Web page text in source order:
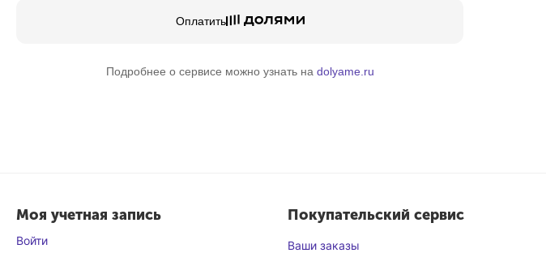
Оплатить
Подробнее о сервисе можно узнать на dolyame.ru
Моя учетная запись
Войти
Покупательский сервис
Ваши заказы